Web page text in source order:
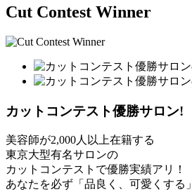
Cut Contest Winner
カットコンテスト優勝サロン!
美容師が2,000人以上在籍する
東京大型有名サロンの
カットコンテストで優勝実績アリ！
あなたを必ず「品良く、可愛くする」